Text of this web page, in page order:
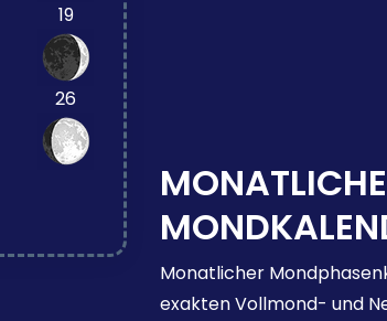
19
26
Monatlicher
exakten Vollmond- und